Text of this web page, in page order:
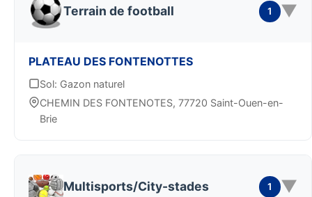
Terrain de football 1 ▼
PLATEAU DES FONTENOTTES
Sol: Gazon naturel
CHEMIN DES FONTENOTES, 77720 Saint-Ouen-en-
Brie
Multisports/City-stades 1 ▼